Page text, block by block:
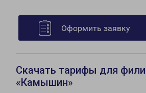
Оформить заявку
Скачать тарифы для
«Камышин»